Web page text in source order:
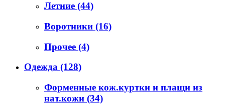
Летние (44)
Воротники (16)
Прочее (4)
Одежда (128)
Форменные кож.куртки и плащи из
нат.кожи (34)